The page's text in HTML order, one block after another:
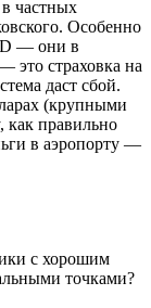
частных
Особенно
— они в
это страховка на
даст сбой.
(крупными
как правильно
в аэропорту —
с хорошим
точками?